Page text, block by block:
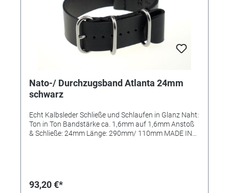
Nato-/ Durchzugsband Atlanta 24mm
schwarz
Echt Kalbsleder Schließe und Schlaufen in Glanz Naht:
Ton in Ton Bandstärke ca. 1,6mm auf 1,6mm Anstoß
& Schließe: 24mm Länge: 290mm/ 110mm MADE IN
93,20 €*